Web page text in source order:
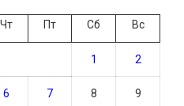
Чт Пт Сб Вс
1 2
6 7 8 9